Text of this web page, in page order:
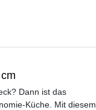
Dann ist das
Küche. Mit diesem